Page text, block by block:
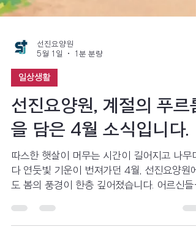
5월 1일
일상생활
선진요양원, 계절의 푸르
을 담은 4월 소식입니다.
따스한 햇살이 머무는 시간이 길어지고 나무마
다 연둣빛 기운이 번져가던 4월, 선진요양원에
도 봄의 풍경이 한층 깊어졌습니다. 어르신들